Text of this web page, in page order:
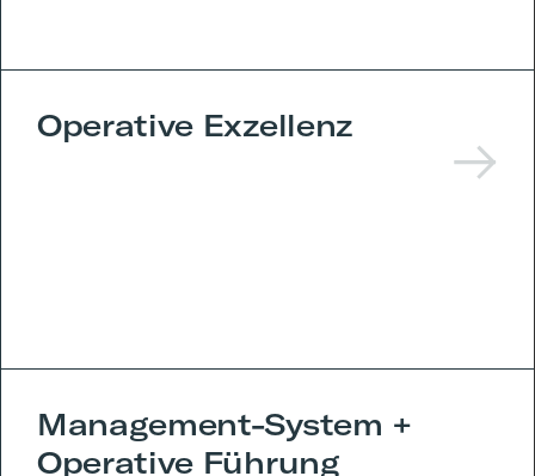
Operative Exzellenz
Management-System +
Operative Führung